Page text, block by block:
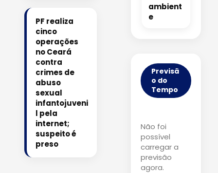
PF realiza
cinco
operações
no Ceará
contra
crimes de
abuso
sexual
infantojuveni
l pela
internet;
suspeito é
preso
ambient
e
Previsã
o do
Tempo
Não foi
possível
carregar a
previsão
agora.